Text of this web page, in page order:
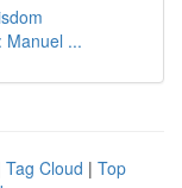
Manuel ...
Tag Cloud | Top